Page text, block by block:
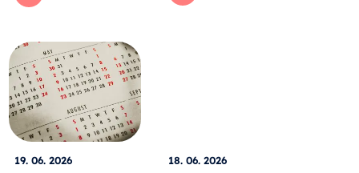
19. 06. 2026 18. 06. 2026